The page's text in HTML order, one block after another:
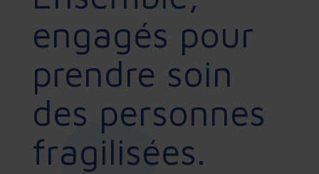
engagés pour
prendre soin
des personnes
fragilisées.